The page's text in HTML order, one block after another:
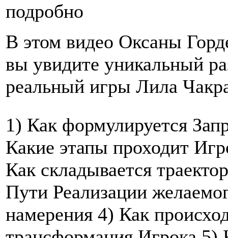
подробно
В этом видео Оксаны
вы увидите уникальный
реальный игры Лила
1) Как формулируется
Какие этапы проходит
Как складывается
Пути Реализации
намерения 4) Как